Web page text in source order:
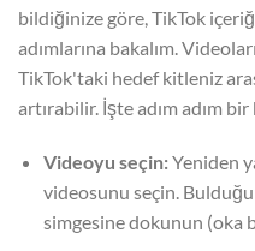
bildiğinize göre, TikTok
adımlarına bakalım.
TikTok'taki hedef kitleniz
artırabilir. İşte adım adım bir
Videoyu seçin:Yeniden
videosunu seçin.
simgesine dokunun (oka